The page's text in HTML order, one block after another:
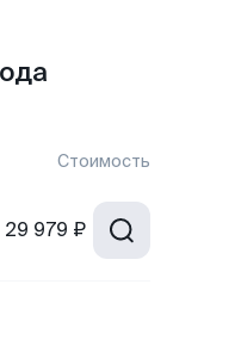
Стоимость
29 979 ₽